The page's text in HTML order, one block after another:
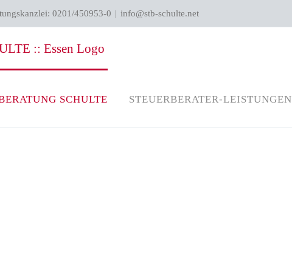
0201/450953-0 | info@stb-schulte.net
SCHULTE STEUERBERATER-LEISTUNGEN